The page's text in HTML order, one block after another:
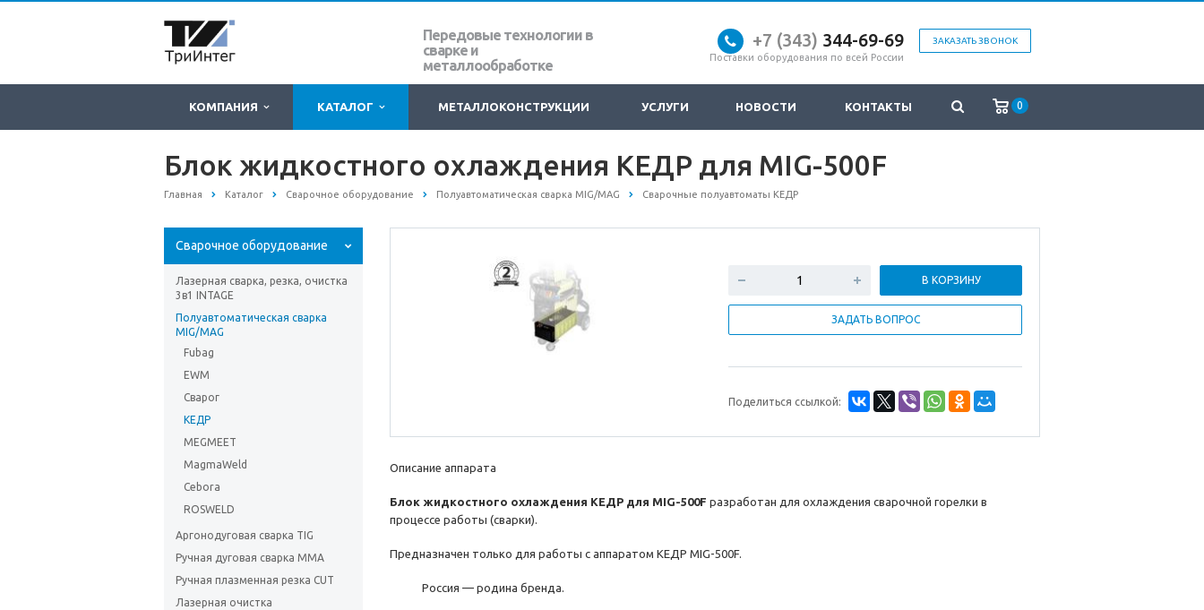
Передовые технологии в
сварке и
металлообработке
ЗАКАЗАТЬ ЗВОНОК
+7 (343) 344-69-69
Поставки оборудования по всей России
КОМПАНИЯ КАТАЛОГ МЕТАЛЛОКОНСТРУКЦИИ УСЛУГИ НОВОСТИ КОНТАКТЫ 0
Блок жидкостного охлаждения КЕДР для MIG-500F
Главная Каталог Сварочное оборудование Полуавтоматическая сварка MIG/MAG Сварочные полуавтоматы КЕДР
Сварочное оборудование
Лазерная сварка, резка, очистка
3в1 INTAGE
Полуавтоматическая сварка
MIG/MAG
Fubag
EWM
Сварог
КЕДР
MEGMEET
MagmaWeld
Cebora
ROSWELD
Аргонодуговая сварка TIG
Ручная дуговая сварка MMA
Ручная плазменная резка CUT
Лазерная очистка
В КОРЗИНУ
ЗАДАТЬ ВОПРОС
Поделиться ссылкой:
Описание аппарата
Блок жидкостного охлаждения КЕДР для MIG-500F разработан для охлаждения сварочной горелки в
процессе работы (сварки).
Предназначен только для работы с аппаратом КЕДР MIG-500F.
Россия — родина бренда.